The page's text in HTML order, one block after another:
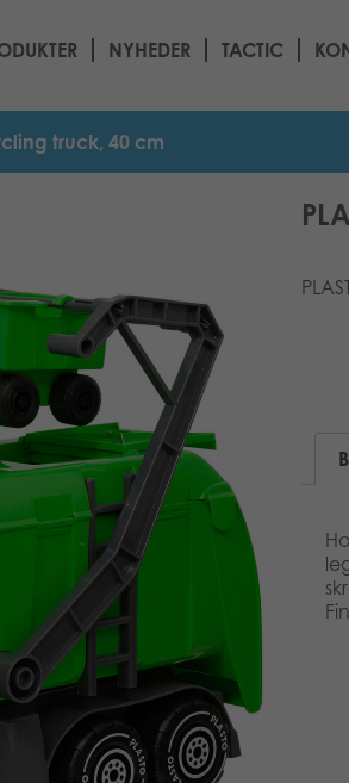
NYHEDER TACTIC
truck, 40 cm